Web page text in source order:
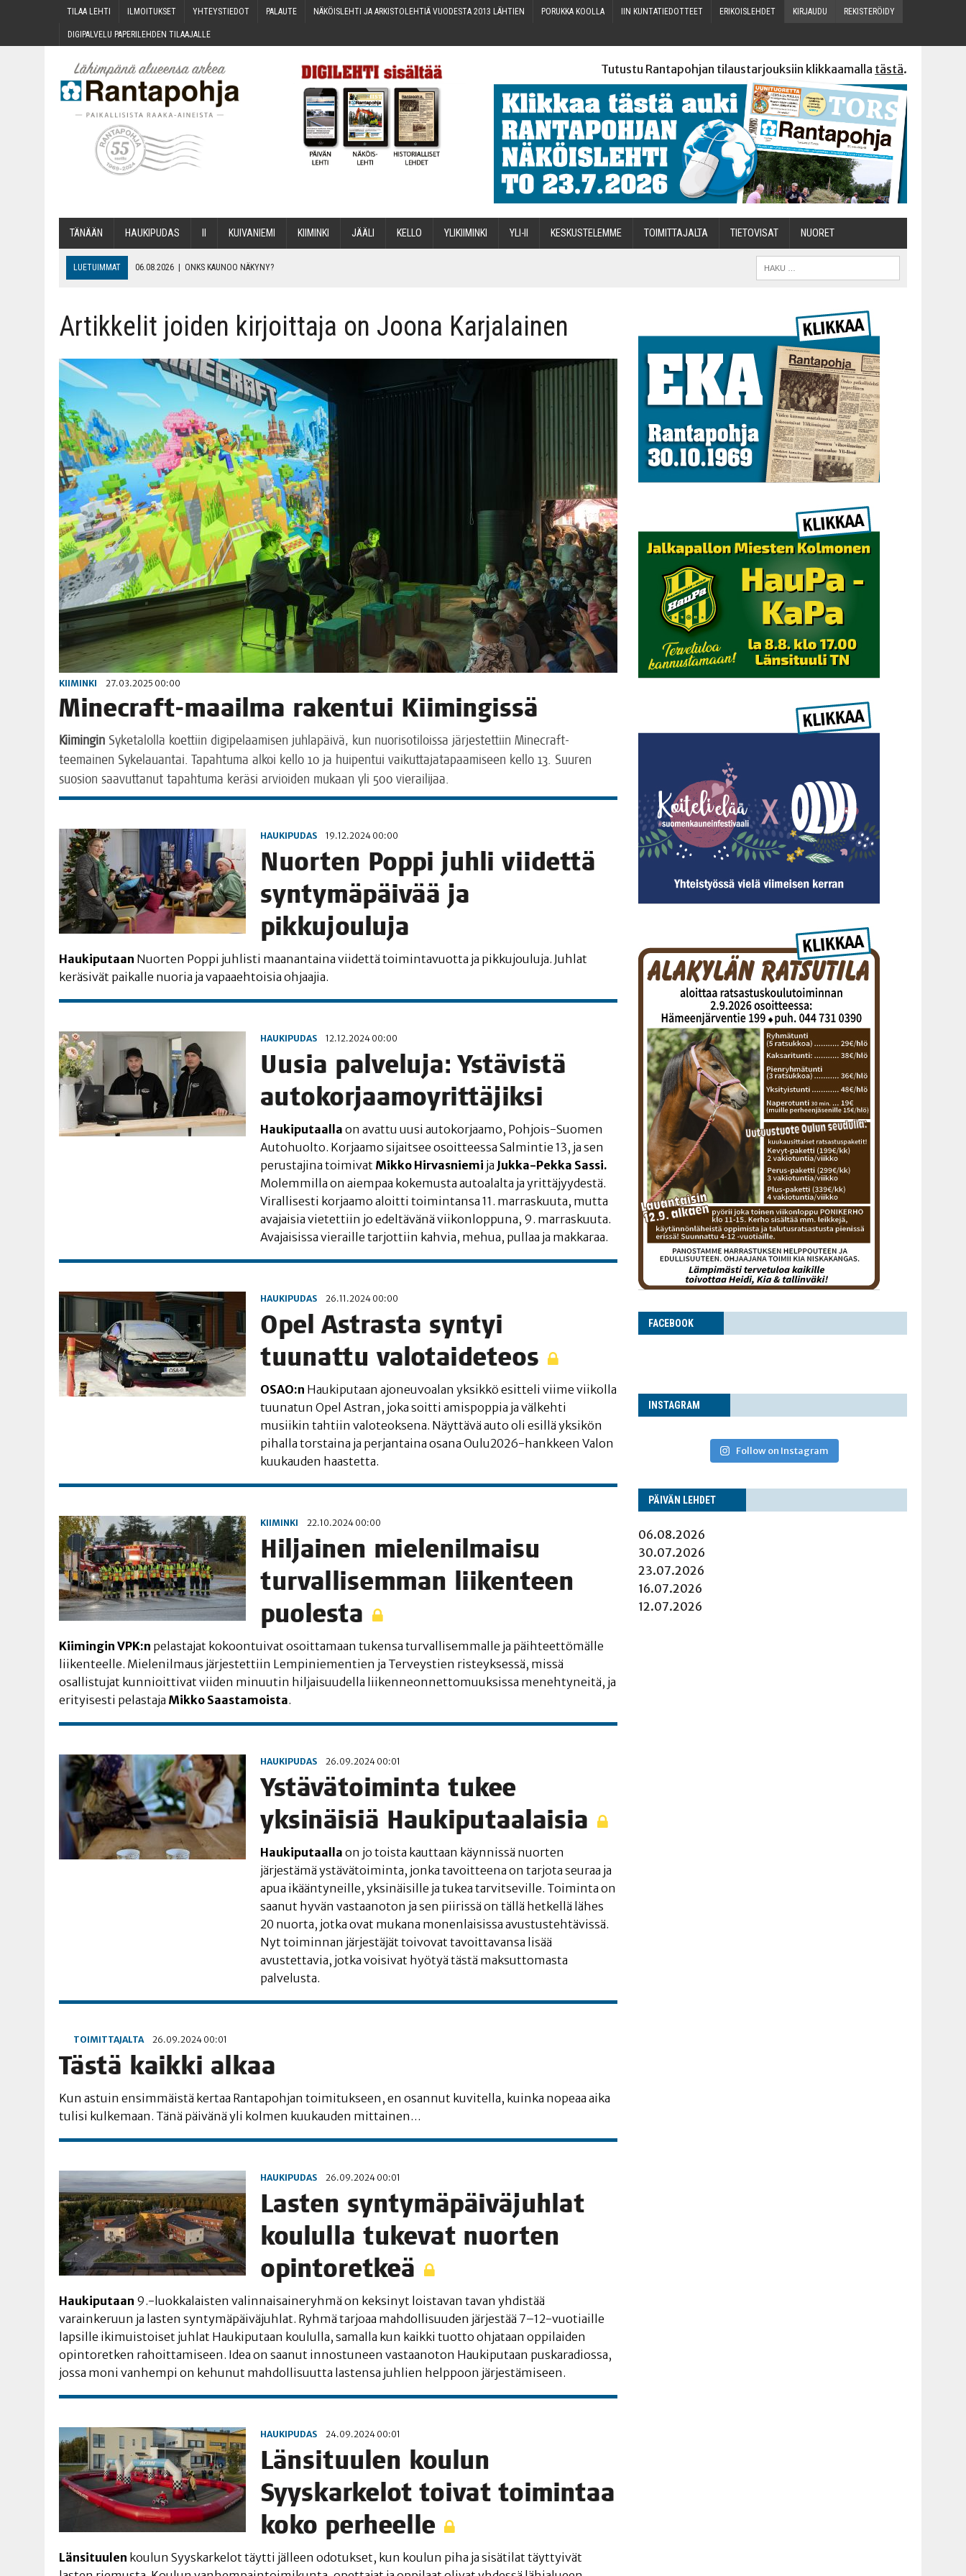
TILAA LEH­TI ILMOI­TUK­SET YHTEYS­TIE­DOT PALAU­TE NÄKÖIS­LEH­TI JA ARKIS­TO­LEH­TIÄ VUO­DES­TA 2013 LÄHTIEN PORUK­KA KOOLLA IIN KUN­TA­TIE­DOT­TEET ERI­KOIS­LEH­DET KIR­JAU­DU REKIS­TE­RÖI­DY
DIGI­PAL­VE­LU PAPE­RI­LEH­DEN TILAAJALLE
Tutustu Rantapohjan tilaustarjouksiin klikkaamalla tästä.
TÄNÄÄN HAU­KI­PU­DAS KUI­VA­NIE­MI KII­MIN­KI JÄÄ­LI KEL­LO YLI­KII­MIN­KI YLI-II KES­KUS­TE­LEM­ME TOI­MIT­TA­JAL­TA TIETOVISAT NUO­RET
LUETUIMMAT 06.08.2026 | ONKS KAU­NOO NÄKYNY?
06.08.2026 OPIN­TOI­HIN KAN­SA­LAIS­OPIS­TOS­SA VOI SAA­DA AVUSTUSTA
06.08.2026 TOI­VEI­DEN KOTI IISTÄ!
06.08.2026 | KII­MIN­KI­PÄI­VÄT JÄR­JES­TE­TÄÄN PERIN­TEI­TÄ KUNNIOITTAEN
Artikkelit joiden kirjoittaja on Joona Karjalainen
KIIMINKI 27.03.2025 00:00
Minec­raft-maa­il­ma raken­tui Kiimingissä
Kii­min­gin Syke­ta­lol­la koet­tiin digi­pe­laa­mi­sen juh­la­päi­vä, kun nuo­ri­so­ti­lois­sa jär­jes­tet­tiin Minec­raft-
tee­mai­nen Syke­lau­an­tai. Tapah­tu­ma alkoi kel­lo 10 ja hui­pen­tui vai­kut­ta­ja­ta­paa­mi­seen kel­lo 13. Suu­ren
suo­sion saa­vut­ta­nut tapah­tu­ma kerä­si arvioi­den mukaan yli 500 vierailijaa.
HAUKIPUDAS 19.12.2024 00:00
Nuor­ten Pop­pi juh­li vii­det­tä
syn­ty­mä­päi­vää ja
pikkujouluja
Hau­ki­pu­taan Nuor­ten Pop­pi juh­lis­ti maa­nan­tai­na vii­det­tä toi­min­ta­vuot­ta ja pik­ku­jou­lu­ja. Juh­lat
kerä­si­vät pai­kal­le nuo­ria ja vapaa­eh­toi­sia ohjaajia.
HAUKIPUDAS 12.12.2024 00:00
Uusia pal­ve­lu­ja: Ystä­vis­tä
autokorjaamoyrittäjiksi
Hau­ki­pu­taal­la on avat­tu uusi auto­kor­jaa­mo, Poh­jois-Suo­men
Auto­huol­to. Kor­jaa­mo sijait­see osoit­tees­sa Sal­min­tie 13, ja sen
perus­ta­ji­na toi­mi­vat Mik­ko Hir­vas­nie­mi ja Juk­ka-Pek­ka Sas­si.
Molem­mil­la on aiem­paa koke­mus­ta autoa­lal­ta ja yrit­tä­jyy­des­tä.
Viral­li­ses­ti kor­jaa­mo aloit­ti toi­min­tan­sa 11. mar­ras­kuu­ta, mut­ta
ava­jai­sia vie­tet­tiin jo edel­tä­vä­nä vii­kon­lop­pu­na, 9. mar­ras­kuu­ta.
Ava­jai­sis­sa vie­rail­le tar­jot­tiin kah­via, mehua, pul­laa ja makkaraa.
HAUKIPUDAS 26.11.2024 00:00
Opel Astras­ta syn­tyi
tuu­nat­tu valotaideteos
OSAO:n Hau­ki­pu­taan ajo­neu­voa­lan yksik­kö esit­te­li vii­me vii­kol­la
tuu­na­tun Opel Astran, joka soit­ti amis­pop­pia ja väl­keh­ti
musii­kin tah­tiin valo­teok­se­na. Näyt­tä­vä auto oli esil­lä yksi­kön
pihal­la tors­tai­na ja per­jan­tai­na osa­na Oulu2026-hank­keen Valon
kuu­kau­den haastetta.
KIIMINKI 22.10.2024 00:00
Hil­jai­nen mie­le­nil­mai­su
tur­val­li­sem­man lii­ken­teen
puolesta
Kii­min­gin VPK:n pelas­ta­jat kokoon­tui­vat osoit­ta­maan tuken­sa tur­val­li­sem­mal­le ja päih­teet­tö­mäl­le
lii­ken­teel­le. Mie­le­nil­maus jär­jes­tet­tiin Lem­pi­nie­men­tien ja Ter­veys­tien ris­teyk­ses­sä, mis­sä
osal­lis­tu­jat kun­nioit­ti­vat vii­den minuu­tin hil­jai­suu­del­la lii­ken­neon­net­to­muuk­sis­sa meneh­ty­nei­tä, ja
eri­tyi­ses­ti pelas­ta­ja Mik­ko Saas­ta­mois­ta.
HAUKIPUDAS 26.09.2024 00:01
Ystä­vä­toi­min­ta tukee
yksi­näi­siä Haukiputaalaisia
Hau­ki­pu­taal­la on jo tois­ta kaut­taan käyn­nis­sä nuor­ten
jär­jes­tä­mä ystä­vä­toi­min­ta, jon­ka tavoit­tee­na on tar­jo­ta seu­raa ja
apua ikään­ty­neil­le, yksi­näi­sil­le ja tukea tar­vit­se­vil­le. Toi­min­ta on
saa­nut hyvän vas­taan­o­ton ja sen pii­ris­sä on täl­lä het­kel­lä lähes
20 nuor­ta, jot­ka ovat muka­na monen­lai­sis­sa avus­tus­teh­tä­vis­sä.
Nyt toi­min­nan jär­jes­tä­jät toi­vo­vat tavoit­ta­van­sa lisää
avus­tet­ta­via, jot­ka voi­si­vat hyö­tyä täs­tä mak­sut­to­mas­ta
palvelusta.
TOIMITTAJALTA 26.09.2024 00:01
Täs­tä kaik­ki alkaa
Kun astuin ensim­mäis­tä ker­taa Ran­ta­poh­jan toi­mi­tuk­seen, en osan­nut kuvi­tel­la, kuin­ka nope­aa aika
tuli­si kul­ke­maan. Tänä päi­vä­nä yli kol­men kuu­kau­den mittainen…
HAUKIPUDAS 26.09.2024 00:01
Las­ten syn­ty­mä­päi­vä­juh­lat
kou­lul­la tuke­vat nuor­ten
opintoretkeä
Hau­ki­pu­taan 9.-luokkalaisten valin­nai­sai­ne­ryh­mä on kek­si­nyt lois­ta­van tavan yhdis­tää
varain­ke­ruun ja las­ten syn­ty­mä­päi­vä­juh­lat. Ryh­mä tar­jo­aa mah­dol­li­suu­den jär­jes­tää 7–12-vuotiaille
lap­sil­le iki­muis­toi­set juh­lat Hau­ki­pu­taan kou­lul­la, samal­la kun kaik­ki tuot­to ohja­taan oppi­lai­den
opin­to­ret­ken rahoit­ta­mi­seen. Idea on saa­nut innos­tu­neen vas­taan­o­ton Hau­ki­pu­taan pus­ka­ra­dios­sa,
jos­sa moni van­hem­pi on kehu­nut mah­dol­li­suut­ta las­ten­sa juh­lien help­poon järjestämiseen.
HAUKIPUDAS 24.09.2024 00:01
Län­si­tuu­len kou­lun
Syys­kar­ke­lot toi­vat toi­min­taa
koko perheelle
Län­si­tuu­len kou­lun Syys­kar­ke­lot täyt­ti jäl­leen odo­tuk­set, kun kou­lun piha ja sisä­ti­lat täyt­tyi­vät
FACE­BOOK
INS­TA­GRAM
Follow on Instagram
PÄI­VÄN LEHDET
06.08.2026
30.07.2026
23.07.2026
16.07.2026
12.07.2026